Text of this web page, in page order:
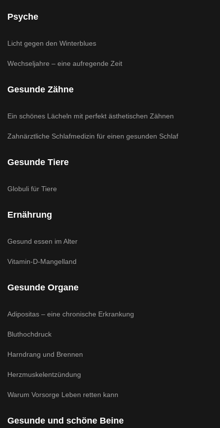
Psyche
Licht gegen den Winterblues
Wechseljahre – eine aufregende Zeit
Gesunde Zähne
Ein schönes Lächeln mit perfekt ästhetischen Zähnen
Zahnärztliche Schlafmedizin für einen gesunden Schlaf
Gesunde Tiere
Globuli für Tiere
Ernährung
Gesund essen im Alter
Vitamin-D-Mangelland
Gesunde Organe
Adipositas – eine chronische Erkrankung
Bluthochdruck
Harndrang und Brennen
Herzmuskelentzündung
Warum Vorsorge Leben retten kann
Gesunde und schöne Beine